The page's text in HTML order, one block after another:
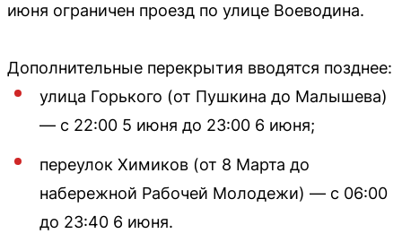
июня ограничен проезд по улице Воеводина.
Дополнительные перекрытия вводятся позднее:
улица Горького (от Пушкина до Малышева)
— с 22:00 5 июня до 23:00 6 июня;
переулок Химиков (от 8 Марта до
набережной Рабочей Молодежи) — с 06:00
до 23:40 6 июня.